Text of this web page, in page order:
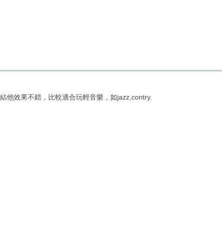
他效果不錯，比較適合玩輕音樂，如jazz,contry.